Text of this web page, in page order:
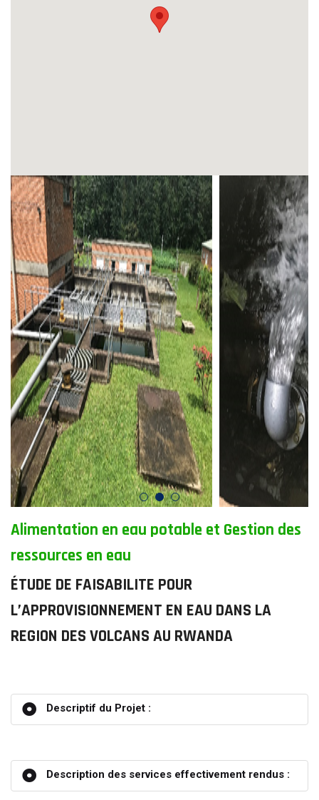
Alimentation en eau potable et Gestion des
ressources en eau
ÉTUDE DE FAISABILITE POUR
L’APPROVISIONNEMENT EN EAU DANS LA
REGION DES VOLCANS AU RWANDA
Descriptif du Projet :
Description des services effectivement rendus :